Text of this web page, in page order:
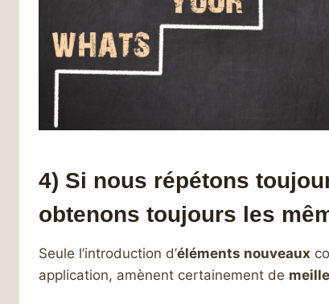
4) Si nous répétons
obtenons toujours les
Seule l’introduction d’éléments nouveaux
application, amènent certainement de